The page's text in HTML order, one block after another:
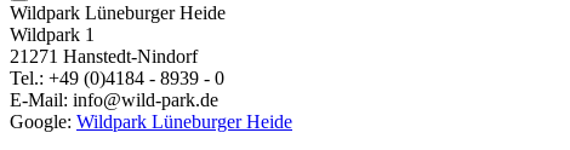
Wildpark Lüneburger Heide
Wildpark 1
21271 Hanstedt-Nindorf
Tel.: +49 (0)4184 - 8939 - 0
E-Mail: info@wild-park.de
Google: Wildpark Lüneburger Heide